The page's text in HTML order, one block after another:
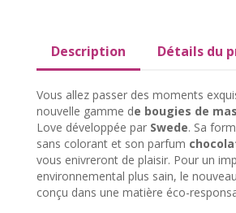
Description Détails du
Vous allez passer des moments
nouvelle gamme de bougies de
Love développée par Swede. Sa
sans colorant et son parfum
vous enivreront de plaisir. Pour un
environnemental plus sain, le
conçu dans une matière éco-